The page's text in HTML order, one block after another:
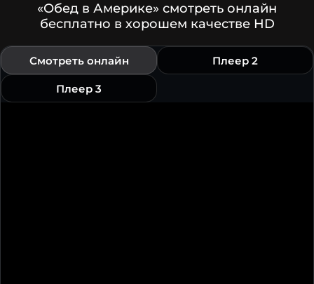
«Обед в Америке» смотреть онлайн
бесплатно в хорошем качестве HD
Смотреть онлайн Плеер 2
Плеер 3